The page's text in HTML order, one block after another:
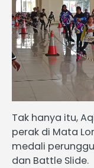
Tak hanya itu,
perak di Mata
medali
dan Battle Slide.